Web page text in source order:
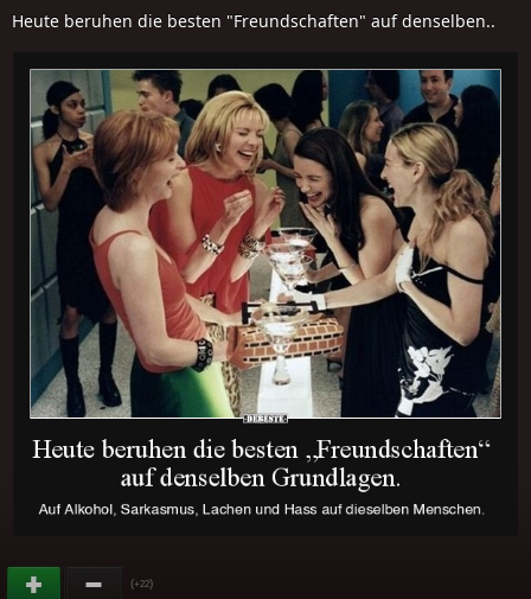
Heute beruhen die besten "Freundschaften" auf denselben..
(+22)